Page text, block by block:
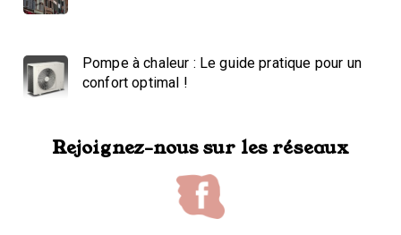
Pompe à chaleur : Le guide pratique pour un
confort optimal !
Rejoignez-nous sur les réseaux